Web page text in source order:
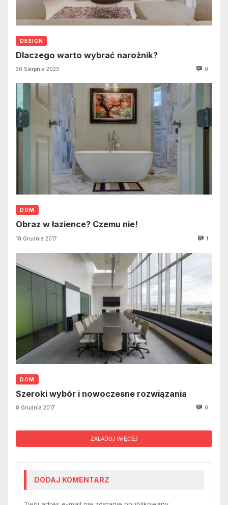
DESIGN
Dlaczego warto wybrać narożnik?
30 Sierpnia 2023 0
DOM
Obraz w łazience? Czemu nie!
18 Grudnia 2017 1
DOM
Szeroki wybór i nowoczesne rozwiązania
8 Grudnia 2017 0
ZAŁADUJ WIĘCEJ
DODAJ KOMENTARZ